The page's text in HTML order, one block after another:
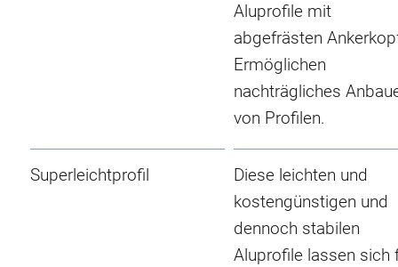
Aluprofile mit
abgefrästen
Ermöglichen
nachträgliches
von Profilen.
Superleichtprofil
Diese leichten und
kostengünstigen und
dennoch stabilen
Aluprofile lassen sich